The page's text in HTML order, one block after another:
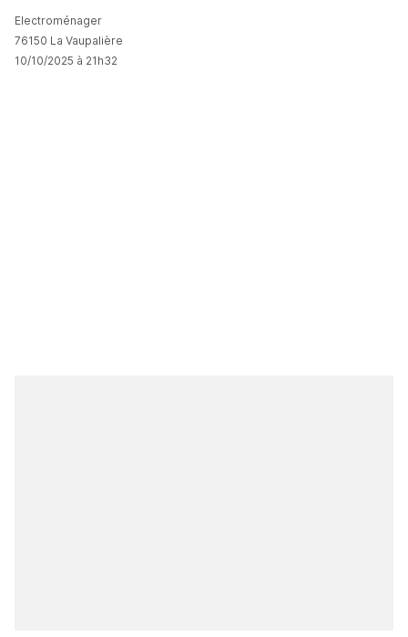
Electroménager
76150 La Vaupalière
10/10/2025 à 21h32